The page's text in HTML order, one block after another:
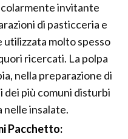
invitante
di pasticceria e
molto spesso
ricercati. La polpa
nella preparazione di
dei più comuni disturbi
insalate.
Pacchetto: